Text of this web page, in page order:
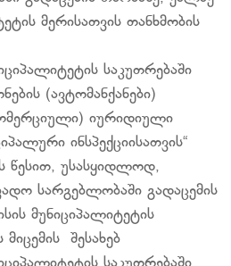
მერისათვის თანხმობის
საკუთრებაში
(ავტომანქანები)
იურიდიული
ინსპექციისათვის“
წესით, უსასყიდლოდ,
სარგებლობაში გადაცემის
მუნიციპალიტეტის
შესახებ